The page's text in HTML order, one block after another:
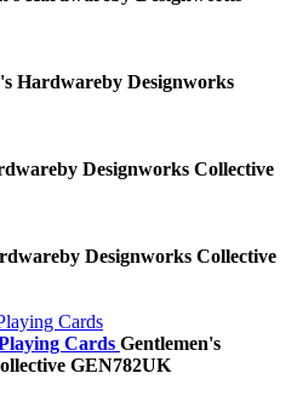
Hardwareby Designworks
by Designworks Collective
by Designworks Collective
Cards Gentlemen's
GEN782UK